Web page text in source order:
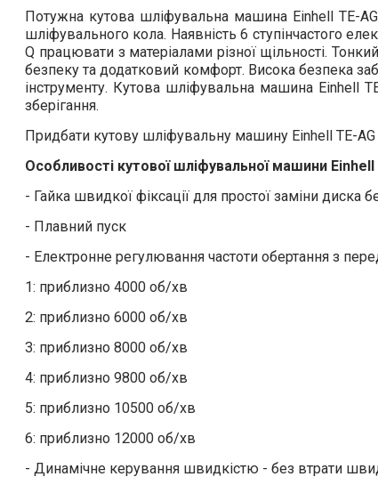
Потужна кутова шліфувальна машина Einhell TE-
шліфувального кола. Наявність 6 ступінчастого
Q працювати з матеріалами різної щільності.
безпеку та додатковий комфорт. Висока безпека
інструменту. Кутова шліфувальна машина Einhell
зберігання.
Придбати кутову шліфувальну машину Einhell TE-
Особливості кутової шліфувальної машини Einhell
- Гайка швидкої фіксації для простої заміни диска
- Плавний пуск
- Електронне регулювання частоти обертання з
1: приблизно 4000 об/хв
2: приблизно 6000 об/хв
3: приблизно 8000 об/хв
4: приблизно 9800 об/хв
5: приблизно 10500 об/хв
6: приблизно 12000 об/хв
- Динамічне керування швидкістю - без втрати